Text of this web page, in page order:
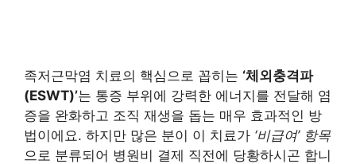
족저근막염 치료의 핵심으로 꼽히는 ‘체외충격파
(ESWT)’는 통증 부위에 강력한 에너지를 전달해 염
증을 완화하고 조직 재생을 돕는 매우 효과적인 방
법이에요. 하지만 많은 분이 이 치료가 ‘비급여’ 항목
으로 분류되어 병원비 결제 직전에 당황하시곤 합니